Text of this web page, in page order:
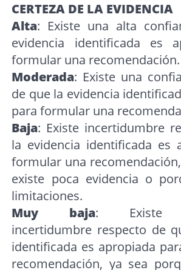
CERTEZA DE LA EVIDENCIA
Alta: Existe una alta
evidencia identificada es
formular una recomendación.
Moderada: Existe una
de que la evidencia
para formular una
Baja: Existe incertidumbre
la evidencia identificada es
formular una
existe poca evidencia o
limitaciones.
Muy baja: Existe
incertidumbre respecto de
identificada es apropiada
recomendación, ya sea